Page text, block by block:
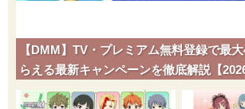
【DMM】TV・プレミアム無料登録で最
らえる最新キャンペーンを徹底解説【
チ】